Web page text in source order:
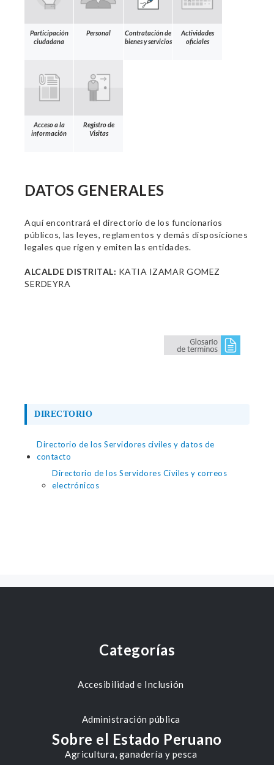
Participación
ciudadana
Personal
Contratación de
bienes y servicios
Actividades
oficiales
Acceso a la
información
Registro de
Visitas
DATOS GENERALES
Aquí encontrará el directorio de los funcionarios
públicos, las leyes, reglamentos y demás disposiciones
legales que rigen y emiten las entidades.
ALCALDE DISTRITAL: KATIA IZAMAR GOMEZ
SERDEYRA
DIRECTORIO
Directorio de los Servidores civiles y datos de
contacto
Directorio de los Servidores Civiles y correos
electrónicos
Categorías
Accesibilidad e Inclusión
Administración pública
Agricultura, ganadería y pesca
Sobre el Estado Peruano